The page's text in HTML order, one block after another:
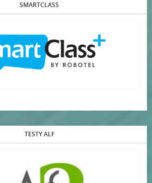
SMARTCLASS
TESTY ALF